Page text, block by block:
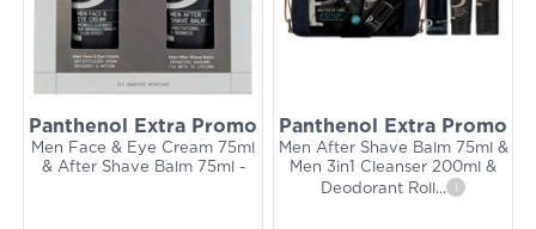
Panthenol Extra Promo
Men Face & Eye Cream 75ml
& After Shave Balm 75ml -
Panthenol Extra Promo
Men After Shave Balm 75ml &
Men 3in1 Cleanser 200ml &
Deodorant Roll ... i